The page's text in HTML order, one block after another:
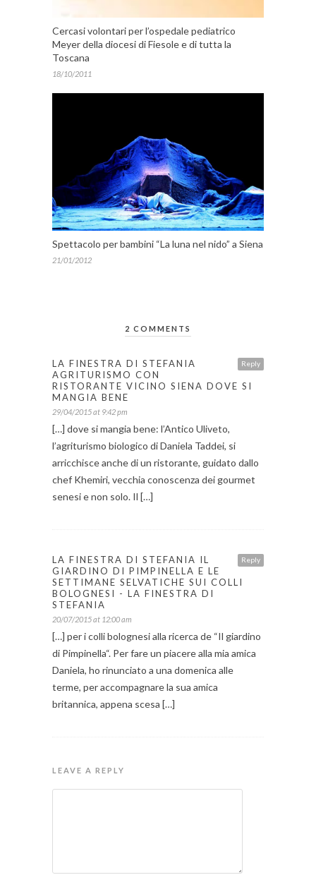
Cercasi volontari per l’ospedale pediatrico
Meyer della diocesi di Fiesole e di tutta la
Toscana
18/10/2011
Spettacolo per bambini “La luna nel nido” a Siena
21/01/2012
2 COMMENTS
Reply
LA FINESTRA DI STEFANIA
AGRITURISMO CON
RISTORANTE VICINO SIENA DOVE SI
MANGIA BENE
29/04/2015 at 9:42 pm
[…] dove si mangia bene: l’Antico Uliveto,
l’agriturismo biologico di Daniela Taddei, si
arricchisce anche di un ristorante, guidato dallo
chef Khemiri, vecchia conoscenza dei gourmet
senesi e non solo. Il […]
Reply
LA FINESTRA DI STEFANIA IL
GIARDINO DI PIMPINELLA E LE
SETTIMANE SELVATICHE SUI COLLI
BOLOGNESI - LA FINESTRA DI
STEFANIA
20/07/2015 at 12:00 am
[…] per i colli bolognesi alla ricerca de “Il giardino
di Pimpinella“. Per fare un piacere alla mia amica
Daniela, ho rinunciato a una domenica alle
terme, per accompagnare la sua amica
britannica, appena scesa […]
LEAVE A REPLY